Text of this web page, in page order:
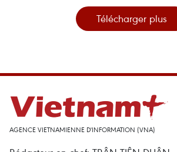
Télécharger plus
AGENCE VIETNAMIENNE D'INFORMATION (VNA)